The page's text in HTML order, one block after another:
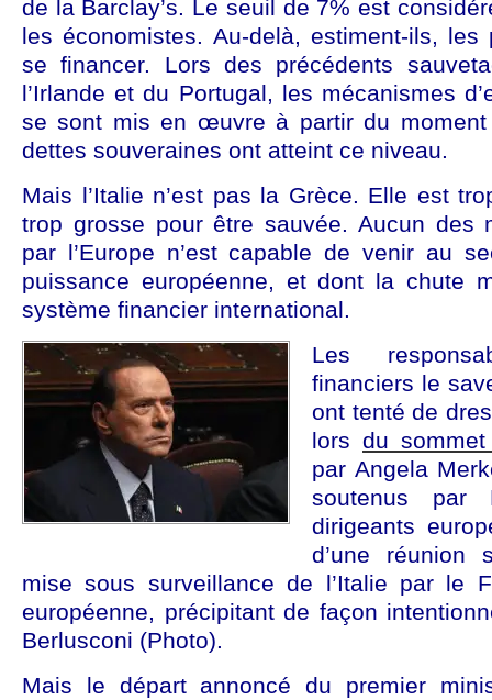
de la Barclay’s. Le seuil de 7% est
les économistes. Au-delà, estiment-ils,
se financer. Lors des précédents
l’Irlande et du Portugal, les mécanismes
se sont mis en œuvre à partir du
dettes souveraines ont atteint ce niveau.
Mais l’Italie n’est pas la Grèce. Elle est
trop grosse pour être sauvée. Aucun des
par l’Europe n’est capable de venir au
puissance européenne, et dont la chute
système financier international.
Les
financiers le
ont tenté de
lors du
par Angela
soutenus par
dirigeants
d’une réunion
mise sous surveillance de l’Italie par le
européenne, précipitant de façon
Berlusconi (Photo).
Mais le départ annoncé du premier